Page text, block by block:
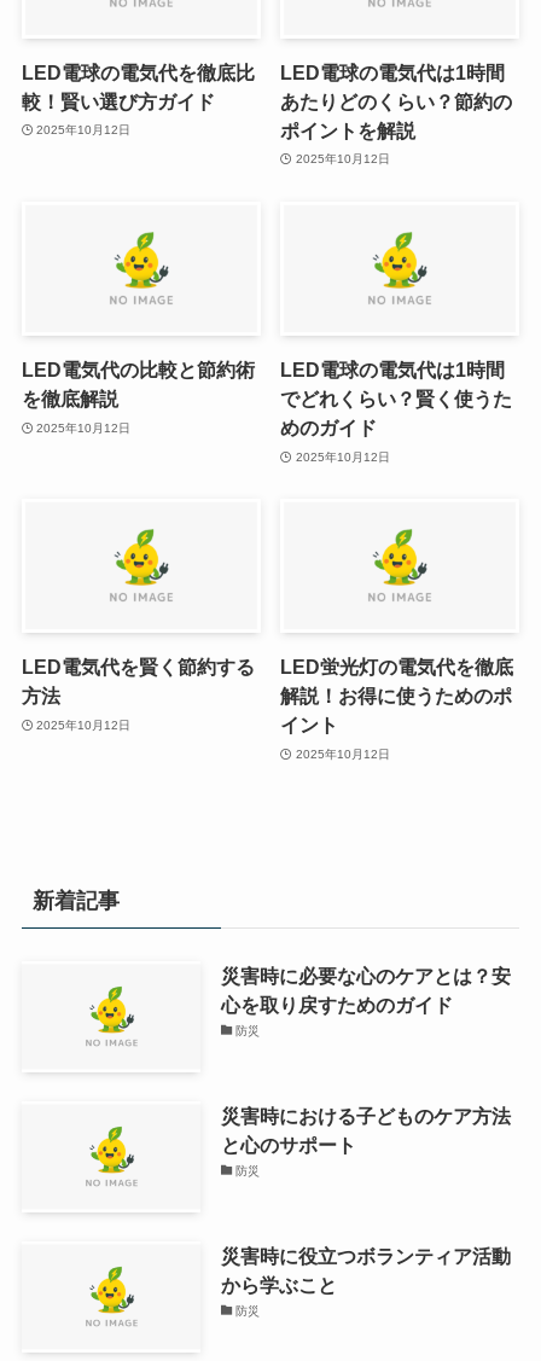
LED電球の電気代を徹底比
較！賢い選び方ガイド
2025年10月12日
LED電球の電気代は1時間
あたりどのくらい？節約の
ポイントを解説
2025年10月12日
LED電気代の比較と節約術
を徹底解説
2025年10月12日
LED電球の電気代は1時間
でどれくらい？賢く使うた
めのガイド
2025年10月12日
LED電気代を賢く節約する
方法
2025年10月12日
LED蛍光灯の電気代を徹底
解説！お得に使うためのポ
イント
2025年10月12日
新着記事
災害時に必要な心のケアとは？安
心を取り戻すためのガイド
防災
災害時における子どものケア方法
と心のサポート
防災
災害時に役立つボランティア活動
から学ぶこと
防災